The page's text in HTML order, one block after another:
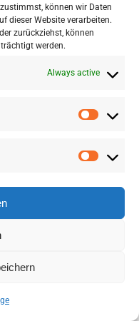
können wir Daten
dieser Website verarbeiten.
zurückziehst, können
werden.
Always active
Presse| AGB|